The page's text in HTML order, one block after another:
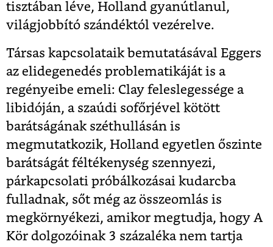
tisztában léve, Holland gyanútlanul,
világjobbító szándéktól vezérelve.
Társas kapcsolataik bemutatásával Eggers
az elidegenedés problematikáját is a
regényeibe emeli: Clay feleslegessége a
libidóján, a szaúdi sofőrjével kötött
barátságának széthullásán is
megmutatkozik, Holland egyetlen őszinte
barátságát féltékenység szennyezi,
párkapcsolati próbálkozásai kudarcba
fulladnak, sőt még az összeomlás is
megkörnyékezi, amikor megtudja, hogy A
Kör dolgozóinak 3 százaléka nem tartja